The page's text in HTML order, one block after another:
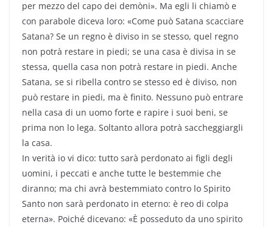
per mezzo del capo dei demòni». Ma egli li chiamò e
con parabole diceva loro: «Come può Satana scacciare
Satana? Se un regno è diviso in se stesso, quel regno
non potrà restare in piedi; se una casa è divisa in se
stessa, quella casa non potrà restare in piedi. Anche
Satana, se si ribella contro se stesso ed è diviso, non
può restare in piedi, ma è finito. Nessuno può entrare
nella casa di un uomo forte e rapire i suoi beni, se
prima non lo lega. Soltanto allora potrà saccheggiargli
la casa.
In verità io vi dico: tutto sarà perdonato ai figli degli
uomini, i peccati e anche tutte le bestemmie che
diranno; ma chi avrà bestemmiato contro lo Spirito
Santo non sarà perdonato in eterno: è reo di colpa
eterna». Poiché dicevano: «È posseduto da uno spirito